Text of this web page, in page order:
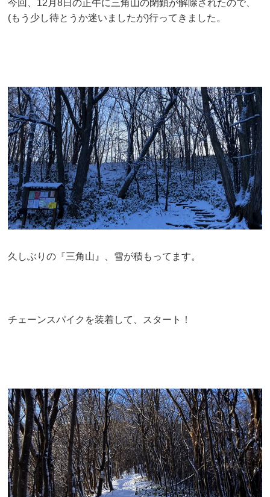
今回、12月8日の正午に三角山の閉鎖が解除されたので、
(もう少し待とうか迷いましたが)行ってきました。
久しぶりの『三角山』、雪が積もってます。
チェーンスパイクを装着して、スタート！